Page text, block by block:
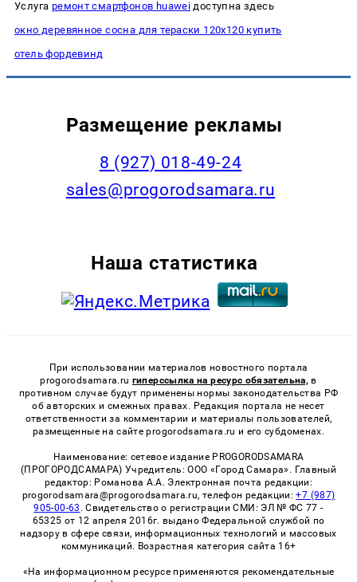
Услуга ремонт смартфонов huawei доступна здесь
окно деревянное сосна для тераски 120х120 купить
отель фордевинд
Размещение рекламы
8 (927) 018-49-24
sales@progorodsamara.ru
Наша статистика
При использовании материалов новостного портала
progorodsamara.ru гиперссылка на ресурс обязательна, в
противном случае будут применены нормы законодательства РФ
об авторских и смежных правах. Редакция портала не несет
ответственности за комментарии и материалы пользователей,
размещенные на сайте progorodsamara.ru и его субдоменах.
Наименование: сетевое издание PROGORODSAMARA
(ПРОГОРОДСАМАРА) Учредитель: ООО «Город Самара». Главный
редактор: Романова А.А. Электронная почта редакции:
progorodsamara@progorodsamara.ru, телефон редакции:+7 (987)
905-00-63 . Свидетельство о регистрации СМИ: ЭЛ № ФС 77 -
65325 от 12 апреля 2016г. выдано Федеральной службой по
надзору в сфере связи, информационных технологий и массовых
коммуникаций. Возрастная категория сайта 16+
«На информационном ресурсе применяются рекомендательные